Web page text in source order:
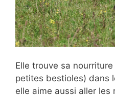
Elle trouve sa
petites bestioles) dans
elle aime aussi aller les